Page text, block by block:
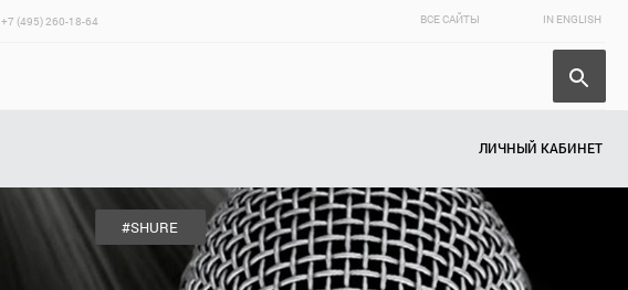
+7 (495) 260-18-64 ВСЕ САЙТЫ IN ENGLISH
ЛИЧНЫЙ КАБИНЕТ
#SHURE